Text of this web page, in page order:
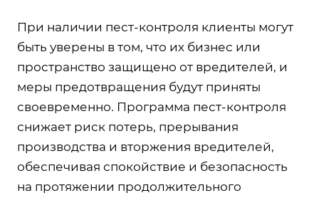
При наличии пест-контроля клиенты могут
быть уверены в том, что их бизнес или
пространство защищено от вредителей, и
меры предотвращения будут приняты
своевременно. Программа пест-контроля
снижает риск потерь, прерывания
производства и вторжения вредителей,
обеспечивая спокойствие и безопасность
на протяжении продолжительного